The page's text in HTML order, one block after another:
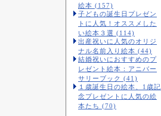
絵本 (157)
子どもの誕生日プレゼン
トに人気！オススメした
い絵本３選 (114)
出産祝いに人気のオリジ
ナル名前入り絵本 (44)
結婚祝いにおすすめのプ
レゼント絵本：アニバー
サリーブック (41)
１歳誕生日の絵本、1歳記
念プレゼントに人気の絵
本たち (70)